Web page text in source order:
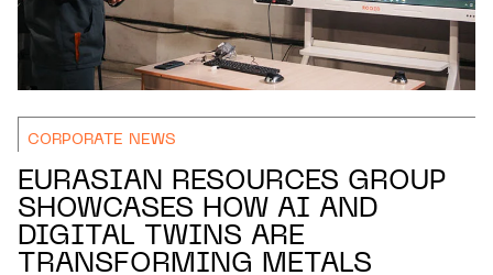
CORPORATE NEWS
EURASIAN RESOURCES GROUP
SHOWCASES HOW AI AND
DIGITAL TWINS ARE
TRANSFORMING METALS